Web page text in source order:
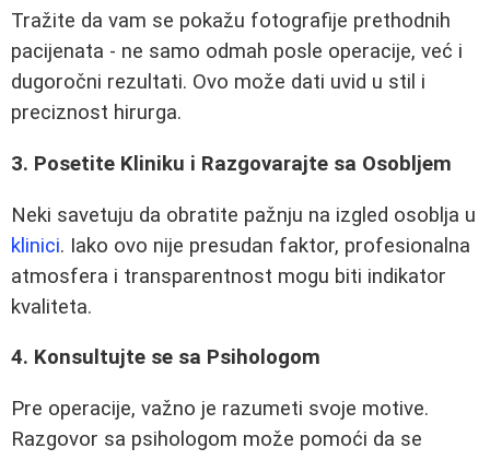
Tražite da vam se pokažu fotografije prethodnih
pacijenata - ne samo odmah posle operacije, već i
dugoročni rezultati. Ovo može dati uvid u stil i
preciznost hirurga.
3. Posetite Kliniku i Razgovarajte sa Osobljem
Neki savetuju da obratite pažnju na izgled osoblja u
klinici. Iako ovo nije presudan faktor, profesionalna
atmosfera i transparentnost mogu biti indikator
kvaliteta.
4. Konsultujte se sa Psihologom
Pre operacije, važno je razumeti svoje motive.
Razgovor sa psihologom može pomoći da se